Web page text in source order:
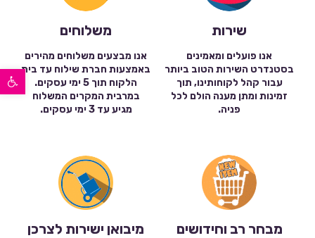
פתח סרגל נגישות
שירות
אנו פועלים ומאמינים
בסטנדרט השירות הטוב ביותר
עבור קהל לקוחותינו, תוך
זמינות ומתן מענה הולם לכל
פניה.
משלוחים
אנו מבצעים משלוחים מהירים
באמצעות חברת שילוח עד בית
הלקוח תוך 5 ימי עסקים.
במרבית המקרים המשלוח
מגיע עד 3 ימי עסקים.
מבחר רב וחידושים מיבואן ישירות לצרכן